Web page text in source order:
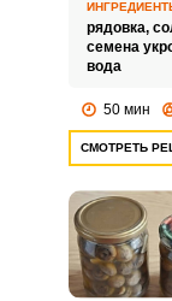
рядовка,
семена
вода
50 мин
СМОТРЕТЬ